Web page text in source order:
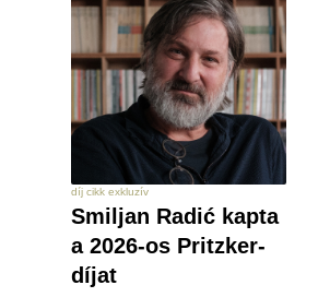
díj cikk exkluzív
Smiljan Radić kapta
a 2026-os Pritzker-
díjat